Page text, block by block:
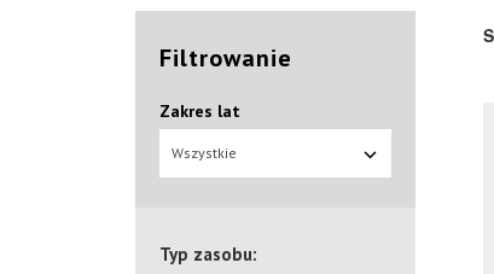
Filtrowanie
Zakres lat
Wszystkie
Typ zasobu: